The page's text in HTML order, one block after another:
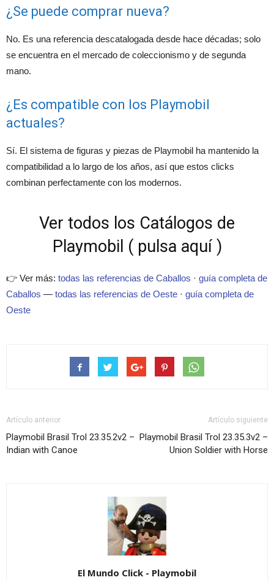
¿Se puede comprar nueva?
No. Es una referencia descatalogada desde hace décadas; solo
se encuentra en el mercado de coleccionismo y de segunda
mano.
¿Es compatible con los Playmobil
actuales?
Sí. El sistema de figuras y piezas de Playmobil ha mantenido la
compatibilidad a lo largo de los años, así que estos clicks
combinan perfectamente con los modernos.
Ver todos los Catálogos de
Playmobil ( pulsa aquí )
👉 Ver más: todas las referencias de Caballos · guía completa de
Caballos — todas las referencias de Oeste · guía completa de
Oeste
Artículo anterior
Playmobil Brasil Trol 23.35.2v2 –
Indian with Canoe
Artículo siguiente
Playmobil Brasil Trol 23.35.3v2 –
Union Soldier with Horse
El Mundo Click - Playmobil